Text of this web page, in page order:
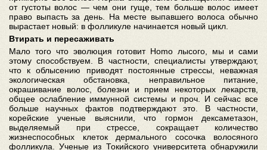
от густоты волос — чем они гуще, тем больше волос имеет
право выпасть за день. На месте выпавшего волоса обычно
вырастает новый: в фолликуле начинается новый цикл.
Втирать и пересаживать
Мало того что эволюция готовит Homo лысого, мы и сами
этому способствуем. В частности, специалисты утверждают,
что к облысению приводят постоянные стрессы, неважная
экологическая обстановка, неправильное питание,
окрашивание волос, болезни и прием некоторых лекарств,
общее ослабление иммунной системы и проч. И сейчас все
больше научных фактов подтверждают это. В частности,
корейские ученые выяснили, что гормон дексаметазон,
выделяемый при стрессе, сокращает количество
жизнеспособных клеток дермального сосочка волосяного
фолликула. Ученые из Токийского университета обнаружили